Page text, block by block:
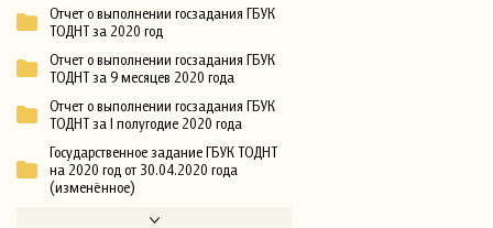
Отчет о выполнении госзадания ГБУК
ТОДНТ за 2020 год
Отчет о выполнении госзадания ГБУК
ТОДНТ за 9 месяцев 2020 года
Отчет о выполнении госзадания ГБУК
ТОДНТ за I полугодие 2020 года
Государственное задание ГБУК ТОДНТ
на 2020 год от 30.04.2020 года
(изменённое)